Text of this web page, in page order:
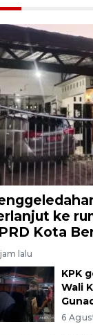
ke
Kota
lalu
KPK
Wali
6